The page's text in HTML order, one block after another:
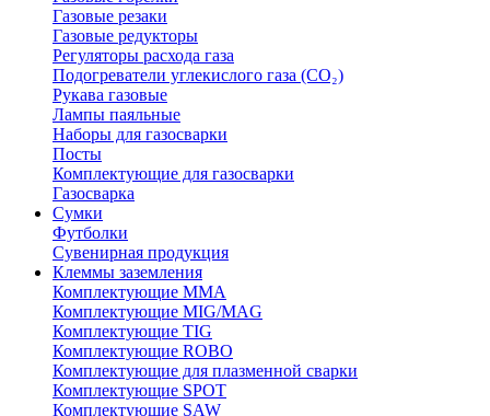
Газовые резаки
Газовые редукторы
Регуляторы расхода газа
Подогреватели углекислого газа (CO₂)
Рукава газовые
Лампы паяльные
Наборы для газосварки
Посты
Комплектующие для газосварки
Газосварка
Сумки
Футболки
Сувенирная продукция
Клеммы заземления
Комплектующие ММА
Комплектующие MIG/MAG
Комплектующие TIG
Комплектующие ROBO
Комплектующие для плазменной сварки
Комплектующие SPOT
Комплектующие SAW